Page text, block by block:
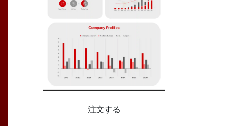
注文する